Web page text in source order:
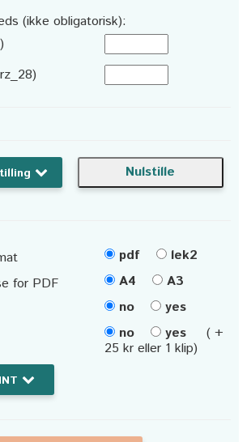
(ikke obligatorisk):
pdf
lek2
for PDF
A4
A3
no
yes
no yes
( +
25 kr eller 1 klip)